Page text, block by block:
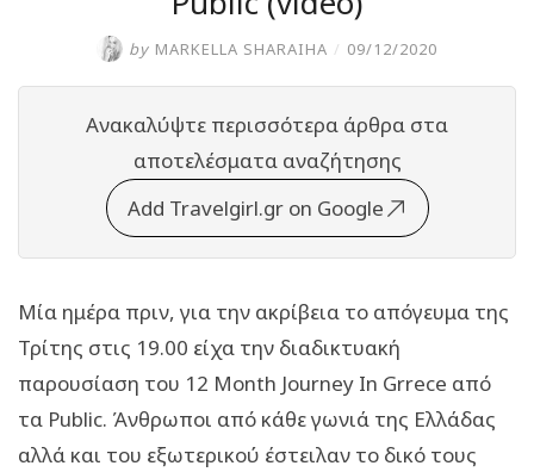
by MARKELLA SHARAIHA / 09/12/2020
Ανακαλύψτε περισσότερα άρθρα στα
αποτελέσματα αναζήτησης
Add Travelgirl.gr on Google
Μία ημέρα πριν, για την ακρίβεια το απόγευμα της
Τρίτης στις 19.00 είχα την διαδικτυακή
παρουσίαση του 12 Month Journey In Grrece από
τα Public. Άνθρωποι από κάθε γωνιά της Ελλάδας
αλλά και του εξωτερικού έστειλαν το δικό τους